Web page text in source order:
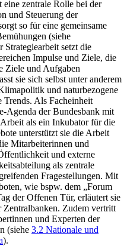
eine zentrale Rolle bei der
und Steuerung der
so für eine gemeinsame
(siehe
Strategiearbeit setzt die
Impulse und Ziele, die
Ziele und Aufgaben
sie sich selbst unter anderem
und naturbezogene
Trends. Als Facheinheit
Agenda der Bundesbank mit
als ein Inkubator für die
unterstützt sie die Arbeit
Mitarbeiterinnen und
und externe
als zentrale
Fragestellungen. Mit
wie bspw. dem „Forum
der Offenen Tür, erläutert sie
Zudem vertritt
und Experten der
(siehe 3.2 Nationale und
).